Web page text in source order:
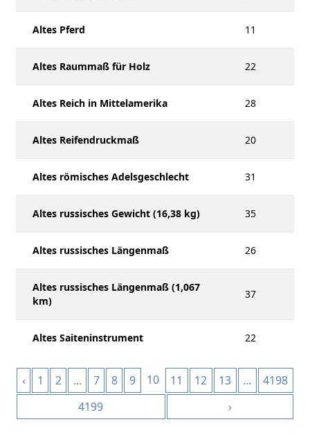
Altes Pferd 11
Altes Raummaß für Holz 22
Altes Reich in Mittelamerika 28
Altes Reifendruckmaß 20
Altes römisches Adelsgeschlecht 31
Altes russisches Gewicht (16,38 kg) 35
Altes russisches Längenmaß 26
Altes russisches Längenmaß (1,067
km)
37
Altes Saiteninstrument 22
‹ 1 2 ... 7 8 9 10 11 12 13 ...
4198
4199
›